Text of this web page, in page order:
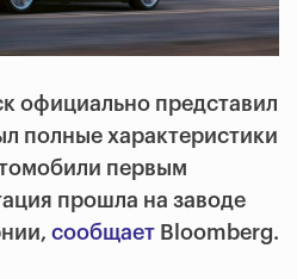
официально представил
полные характеристики
первым
прошла на заводе
сообщает Bloomberg.